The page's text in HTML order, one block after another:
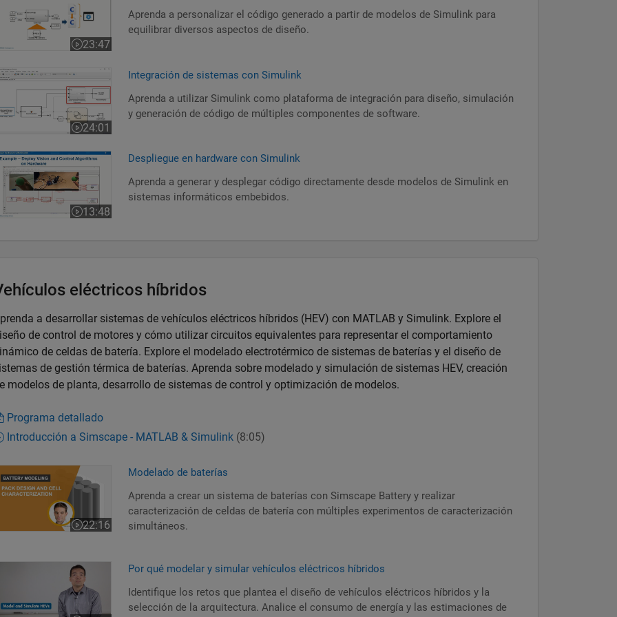
23:47
Duración del vídeo 23:47
Aprenda a personalizar el código generado a partir de modelos de Simulink para
equilibrar diversos aspectos de diseño.
de sistemas con Simulink
24:01
Duración del vídeo 24:01
Integración de sistemas con Simulink
Aprenda a utilizar Simulink como plataforma de integración para diseño, simulación
y generación de código de múltiples componentes de software.
en hardware con Simulink
13:48
Duración del vídeo 13:48
Despliegue en hardware con Simulink
Aprenda a generar y desplegar código directamente desde modelos de Simulink en
sistemas informáticos embebidos.
eléctricos híbridos
a desarrollar sistemas de vehículos eléctricos híbridos (HEV) con MATLAB y Simulink. Explore el
de control de motores y cómo utilizar circuitos equivalentes para representar el comportamiento
de celdas de batería. Explore el modelado electrotérmico de sistemas de baterías y el diseño de
de gestión térmica de baterías. Aprenda sobre modelado y simulación de sistemas HEV, creación
modelos de planta, desarrollo de sistemas de control y optimización de modelos.
Programa detallado
Introducción a Simscape - MATLAB & Simulink (8:05)
de baterías
22:16
Duración del vídeo 22:16
Modelado de baterías
Aprenda a crear un sistema de baterías con Simscape Battery y realizar
caracterización de celdas de batería con múltiples experimentos de caracterización
simultáneos.
qué modelar y simular vehículos eléctricos híbridos
Por qué modelar y simular vehículos eléctricos híbridos
Identifique los retos que plantea el diseño de vehículos eléctricos híbridos y la
selección de la arquitectura. Analice el consumo de energía y las estimaciones de